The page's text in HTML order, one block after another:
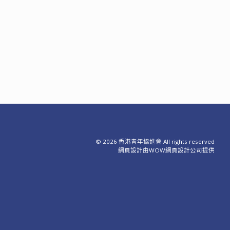
© 2026 香港青年協進會 All rights reserved
網頁設計由WOW網頁設計公司提供